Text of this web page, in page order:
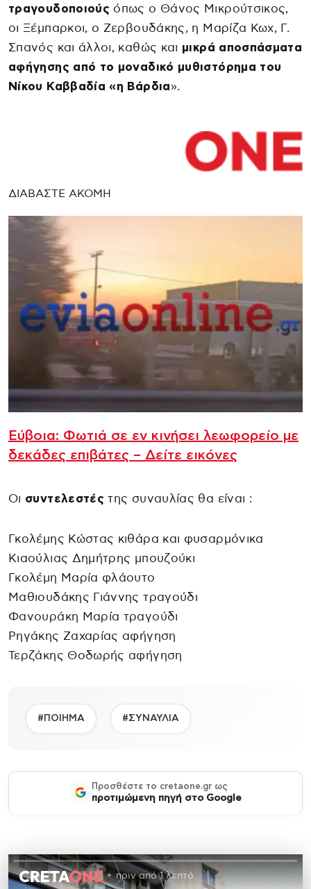
τραγουδοποιούς όπως ο Θάνος Μικρούτσικος,
οι Ξέμπαρκοι, ο Ζερβουδάκης, η Μαρίζα Κωχ, Γ.
Σπανός και άλλοι, καθώς και μικρά αποσπάσματα
αφήγησης από το μοναδικό μυθιστόρημα του
Νίκου Καββαδία «η Βάρδια».
ΔΙΑΒΑΣΤΕ ΑΚΟΜΗ
Εύβοια: Φωτιά σε εν κινήσει λεωφορείο με
δεκάδες επιβάτες – Δείτε εικόνες
Οι συντελεστές της συναυλίας θα είναι :
Γκολέμης Κώστας κιθάρα και φυσαρμόνικα
Κιαούλιας Δημήτρης μπουζούκι
Γκολέμη Μαρία φλάουτο
Μαθιουδάκης Γιάννης τραγούδι
Φανουράκη Μαρία τραγούδι
Ρηγάκης Ζαχαρίας αφήγηση
Τερζάκης Θοδωρής αφήγηση
#ΠΟΙΗΜΑ #ΣΥΝΑΥΛΙΑ
Προσθέστε το cretaone.gr ως
προτιμώμενη πηγή στο Google
πριν από 1 λεπτό